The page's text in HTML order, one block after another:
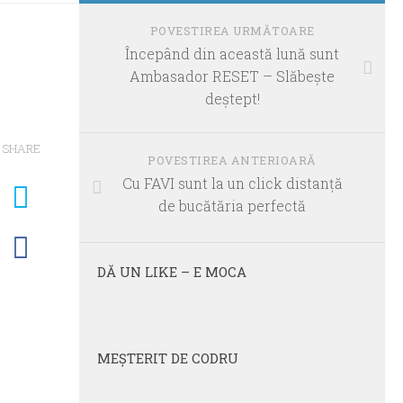
SHARE
POVESTIREA URMĂTOARE
Începând din această lună sunt
Ambasador RESET – Slăbeşte
deştept!
POVESTIREA ANTERIOARĂ
Cu FAVI sunt la un click distanţă
de bucătăria perfectă
DĂ UN LIKE – E MOCA
MEŞTERIT DE CODRU